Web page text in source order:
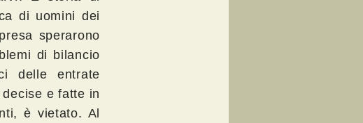
di uomini dei
sperarono
di bilancio
delle entrate
e fatte in
è vietato. Al